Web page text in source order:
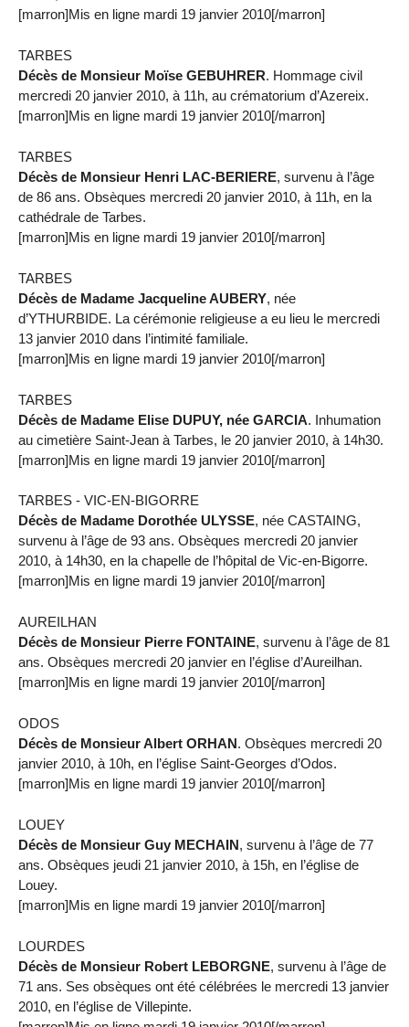
[marron]Mis en ligne mardi 19 janvier 2010[/marron]
TARBES
Décès de Monsieur Moïse GEBUHRER. Hommage civil
mercredi 20 janvier 2010, à 11h, au crématorium d’Azereix.
[marron]Mis en ligne mardi 19 janvier 2010[/marron]
TARBES
Décès de Monsieur Henri LAC-BERIERE, survenu à l’âge
de 86 ans. Obsèques mercredi 20 janvier 2010, à 11h, en la
cathédrale de Tarbes.
[marron]Mis en ligne mardi 19 janvier 2010[/marron]
TARBES
Décès de Madame Jacqueline AUBERY, née
d’YTHURBIDE. La cérémonie religieuse a eu lieu le mercredi
13 janvier 2010 dans l’intimité familiale.
[marron]Mis en ligne mardi 19 janvier 2010[/marron]
TARBES
Décès de Madame Elise DUPUY, née GARCIA. Inhumation
au cimetière Saint-Jean à Tarbes, le 20 janvier 2010, à 14h30.
[marron]Mis en ligne mardi 19 janvier 2010[/marron]
TARBES - VIC-EN-BIGORRE
Décès de Madame Dorothée ULYSSE, née CASTAING,
survenu à l’âge de 93 ans. Obsèques mercredi 20 janvier
2010, à 14h30, en la chapelle de l’hôpital de Vic-en-Bigorre.
[marron]Mis en ligne mardi 19 janvier 2010[/marron]
AUREILHAN
Décès de Monsieur Pierre FONTAINE, survenu à l’âge de 81
ans. Obsèques mercredi 20 janvier en l’église d’Aureilhan.
[marron]Mis en ligne mardi 19 janvier 2010[/marron]
ODOS
Décès de Monsieur Albert ORHAN. Obsèques mercredi 20
janvier 2010, à 10h, en l’église Saint-Georges d’Odos.
[marron]Mis en ligne mardi 19 janvier 2010[/marron]
LOUEY
Décès de Monsieur Guy MECHAIN, survenu à l’âge de 77
ans. Obsèques jeudi 21 janvier 2010, à 15h, en l’église de
Louey.
[marron]Mis en ligne mardi 19 janvier 2010[/marron]
LOURDES
Décès de Monsieur Robert LEBORGNE, survenu à l’âge de
71 ans. Ses obsèques ont été célébrées le mercredi 13 janvier
2010, en l’église de Villepinte.